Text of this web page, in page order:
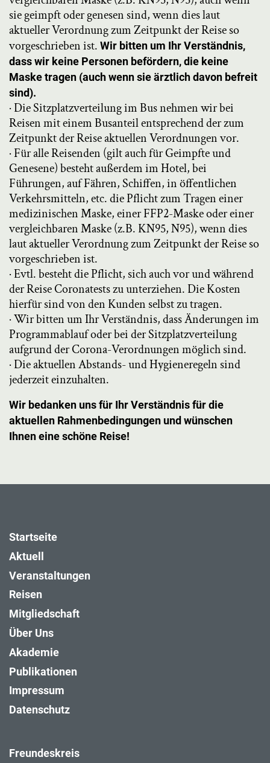
sie geimpft oder genesen sind, wenn dies laut
aktueller Verordnung zum Zeitpunkt der Reise so
vorgeschrieben ist. Wir bitten um Ihr Verständnis,
dass wir keine Personen befördern, die keine
Maske tragen (auch wenn sie ärztlich davon befreit
sind).
· Die Sitzplatzverteilung im Bus nehmen wir bei
Reisen mit einem Busanteil entsprechend der zum
Zeitpunkt der Reise aktuellen Verordnungen vor.
· Für alle Reisenden (gilt auch für Geimpfte und
Genesene) besteht außerdem im Hotel, bei
Führungen, auf Fähren, Schiffen, in öffentlichen
Verkehrsmitteln, etc. die Pflicht zum Tragen einer
medizinischen Maske, einer FFP2-Maske oder einer
vergleichbaren Maske (z.B. KN95, N95), wenn dies
laut aktueller Verordnung zum Zeitpunkt der Reise so
vorgeschrieben ist.
· Evtl. besteht die Pflicht, sich auch vor und während
der Reise Coronatests zu unterziehen. Die Kosten
hierfür sind von den Kunden selbst zu tragen.
· Wir bitten um Ihr Verständnis, dass Änderungen im
Programmablauf oder bei der Sitzplatzverteilung
aufgrund der Corona-Verordnungen möglich sind.
· Die aktuellen Abstands- und Hygieneregeln sind
jederzeit einzuhalten.
Wir bedanken uns für Ihr Verständnis für die
aktuellen Rahmenbedingungen und wünschen
Ihnen eine schöne Reise!
Freundeskreis
Startseite
Aktuell
Veranstaltungen
Reisen
Mitgliedschaft
Über Uns
Akademie
Publikationen
Impressum
Datenschutz